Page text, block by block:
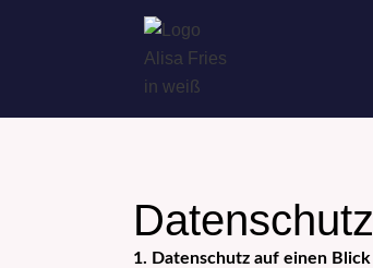
Datenschutz
1. Datenschutz auf einen Blick